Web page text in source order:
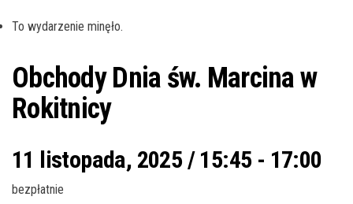
To wydarzenie minęło.
Obchody Dnia św. Marcina w
Rokitnicy
11 listopada, 2025 / 15:45 - 17:00
bezpłatnie